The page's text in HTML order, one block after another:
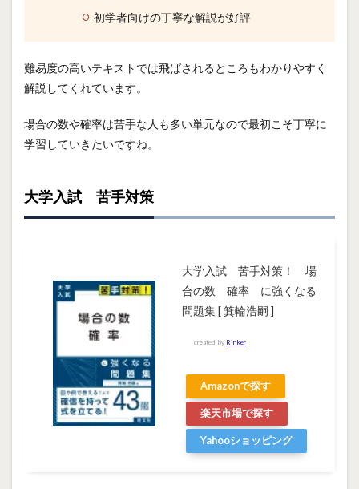
初学者向けの丁寧な解説が好評
難易度の高いテキストでは飛ばされるところもわかりやすく
解説してくれています。
場合の数や確率は苦手な人も多い単元なので最初こそ丁寧に
学習していきたいですね。
大学入試 苦手対策
大学入試 苦手対策！ 場
合の数 確率 に強くなる
問題集 [ 箕輪浩嗣 ]
created by Rinker
Amazonで探す
楽天市場で探す
Yahooショッピング